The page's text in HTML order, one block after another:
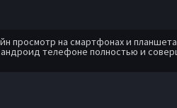
на смартфонах и
телефоне полностью и